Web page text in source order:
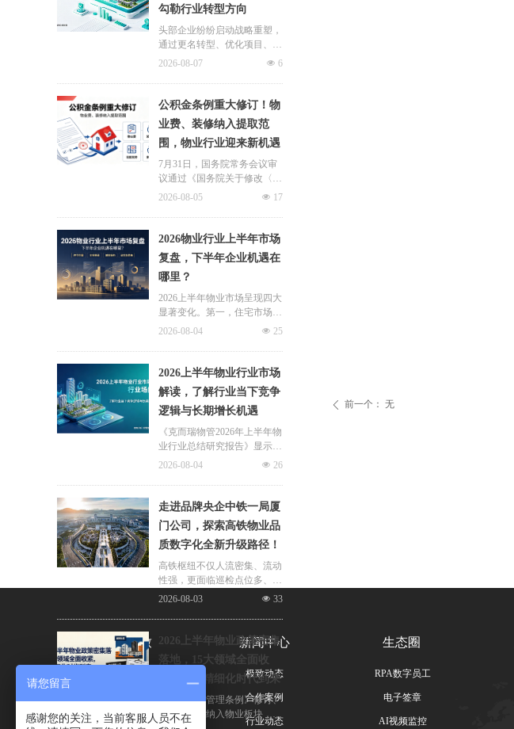
ꄴ 前一个： 无
勾勒行业转型方向
头部企业纷纷启动战略重塑，
通过更名转型、优化项目、升
级服务、挖掘增值收入等多重
一系列经营动作，也为行业下
半年发展指明方向。
넶 6
2026-08-07
公积金条例重大修订！物
业费、装修纳入提取范
围，物业行业迎来新机遇
7月31日，国务院常务会议审
议通过《国务院关于修改〈住
房公积金管理条例〉的决定
景迎来历史性扩容。提取情形
由原有6种拓展至9种，新增装
修自住住房、支付自住住房物
业费两大民生场景，同时设置
兜底条款支持其他合规住房消
费。这项顶层政策调整，不仅
惠及亿万缴存职工，也将深度
业。
넶 17
2026-08-05
2026物业行业上半年市场
复盘，下半年企业机遇在
哪里？
2026上半年物业市场呈现四大
显著变化。第一，住宅市场全
面进入存量化周期，老旧小区
零散老旧小区运营成本高、单
独经营难以盈利，连片整合、
片区化托管成为主流模式，政
企协同搭建长效运营机制，依
托社区增值服务反哺基础物业
服务，形成可持续经营闭环。
넶 25
2026-08-04
2026上半年物业行业市场
解读，了解行业当下竞争
逻辑与长期增长机遇
《克而瑞物管2026年上半年物
业行业总结研究报告》显示，
新房交付规模持续收缩，存量
最大课题。以上海为标杆，全
国超16座城市落地团购物业、
连片治理、政企协同新模式，
破解小区体量小、收费低、运
营亏损、无人接管难题。
넶 26
2026-08-04
走进品牌央企中铁一局厦
门公司，探索高铁物业品
质数字化全新升级路径！
高铁枢纽不仅人流密集、流动
性强，更面临巡检点位多、频
次高、覆盖广、标准严等多重
厦门公司的实际运营情况，为
其打造适配高铁业务场景的数
字化品质运营方案：通过搭建
标准库量化作业细则，按需动
态调整春运、节假日等特殊时
段的巡检需求，依托照片墙留
存巡检实景，杜绝作弊、敷衍
巡检；借助任务日历直观了解
넶 33
2026-08-03
2026上半年物业政策密集
落地，15大领域全面收
紧，合规精细化时代到来
伴随《物业管理条例》修订、
十五五规划纳入物业板块，行
极致动态
合作案例
行业动态
联系我们
关于极致 新闻中心 生态圈
RPA数字员工
电子签章
AI视频监控
请您留言
感谢您的关注，当前客服人员不在